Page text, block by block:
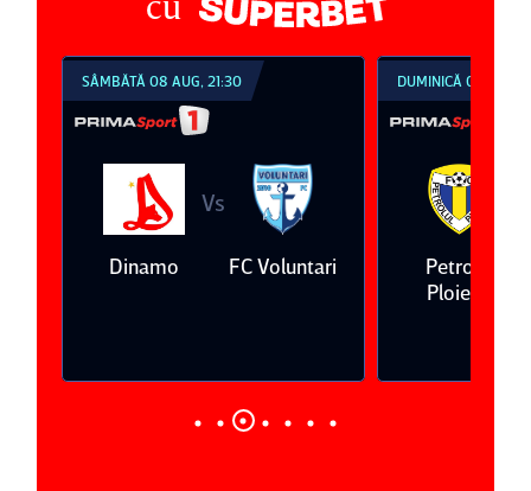
SÂMBĂTĂ 08 AUG, 21:30
Dinamo
Vs
FC Voluntari
DUMINICĂ 09 AUG,
Petrolul
Ploieşti